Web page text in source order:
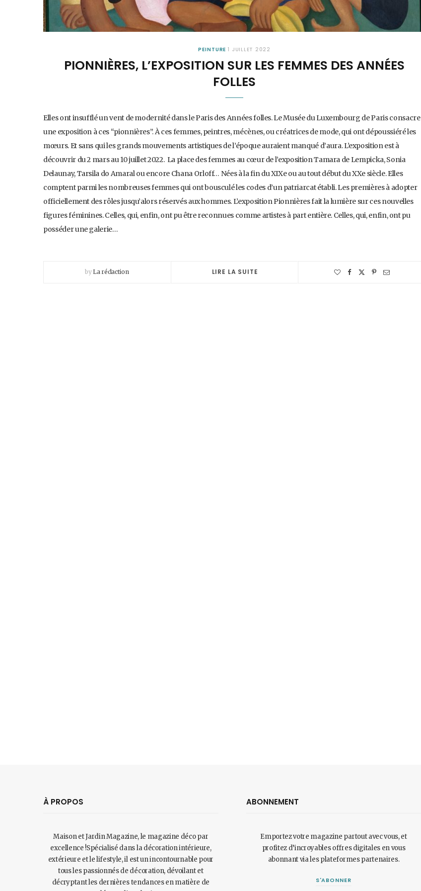
PEINTURE 1 JUILLET 2022
PIONNIÈRES, L’EXPOSITION SUR LES FEMMES DES ANNÉES
FOLLES
Elles ont insufflé un vent de modernité dans le Paris des Années folles. Le Musée du Luxembourg de Paris consacre
une exposition à ces “pionnières”. À ces femmes, peintres, mécènes, ou créatrices de mode, qui ont dépoussiéré les
mœurs. Et sans qui les grands mouvements artistiques de l’époque auraient manqué d’aura. L’exposition est à
découvrir du 2 mars au 10 juillet 2022. La place des femmes au cœur de l’exposition Tamara de Lempicka, Sonia
Delaunay, Tarsila do Amaral ou encore Chana Orloff… Nées à la fin du XIXe ou au tout début du XXe siècle. Elles
comptent parmi les nombreuses femmes qui ont bousculé les codes d’un patriarcat établi. Les premières à adopter
officiellement des rôles jusqu’alors réservés aux hommes. L’exposition Pionnières fait la lumière sur ces nouvelles
figures féminines. Celles, qui, enfin, ont pu être reconnues comme artistes à part entière. Celles, qui, enfin, ont pu
posséder une galerie…
byLa rédaction LIRE LA SUITE
À PROPOS
Maison et Jardin Magazine, le magazine déco par
excellence !Spécialisé dans la décoration intérieure,
extérieure et le lifestyle, il est un incontournable pour
tous les passionnés de décoration, dévoilant et
décryptant les dernières tendances en matière de
ABONNEMENT
Emportez votre magazine partout avec vous, et
profitez d’incroyables offres digitales en vous
abonnant via les plateformes partenaires.
S'ABONNER